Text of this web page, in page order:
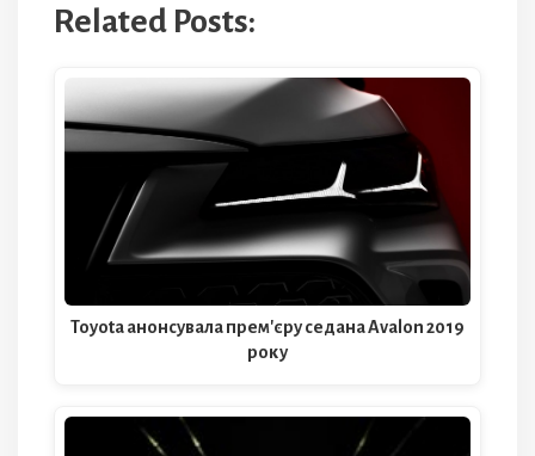
Related Posts:
Toyota анонсувала прем'єру седана Avalon 2019
року